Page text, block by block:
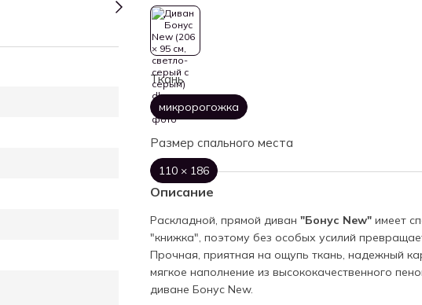
Ткань
микророгожка
Размер спального места
110 × 186
Описание
Раскладной, прямой диван "Бонус New" имеет
"книжка", поэтому без особых усилий
Прочная, приятная на ощупь ткань, надежный
мягкое наполнение из высококачественного
диване Бонус New.